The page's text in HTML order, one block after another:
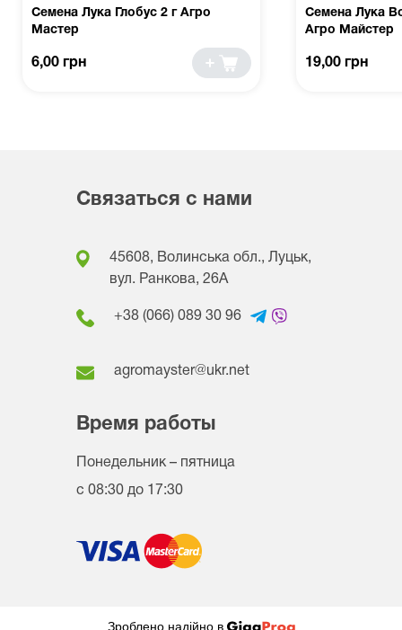
Семена Лука Глобус 2 г Агро
Мастер
6,00 грн
Семена Лука
Агро Майстер
19,00 грн
Связаться с нами
45608, Волинська обл., Луцьк,
вул. Ранкова, 26A
+38 (066) 089 30 96
agromayster@ukr.net
Время работы
Понедельник – пятница
с 08:30 до 17:30
Зроблено надійно в